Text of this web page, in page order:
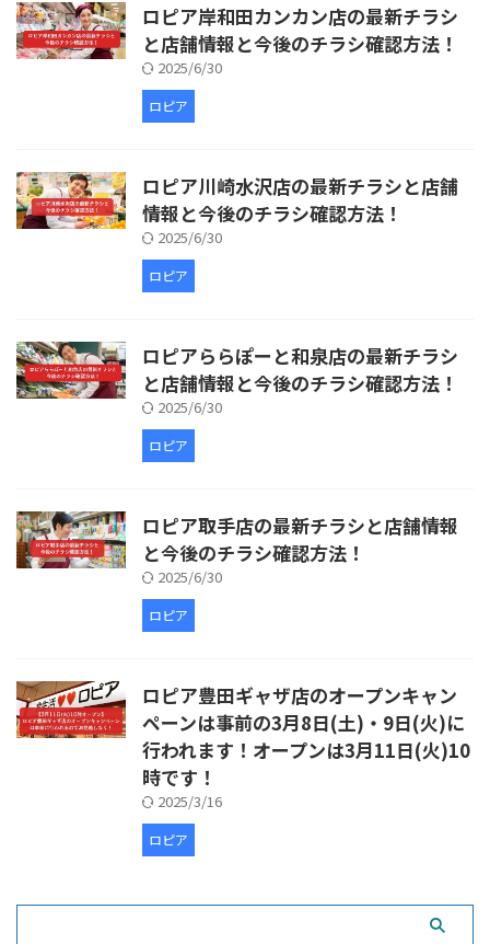
ロピア岸和田カンカン店の最新チラシ
と店舗情報と今後のチラシ確認方法！
2025/6/30
ロピア
ロピア川崎水沢店の最新チラシと店舗
情報と今後のチラシ確認方法！
2025/6/30
ロピア
ロピアららぽーと和泉店の最新チラシ
と店舗情報と今後のチラシ確認方法！
2025/6/30
ロピア
ロピア取手店の最新チラシと店舗情報
と今後のチラシ確認方法！
2025/6/30
ロピア
ロピア豊田ギャザ店のオープンキャン
ペーンは事前の3月8日(土)・9日(火)に
行われます！オープンは3月11日(火)10
時です！
2025/3/16
ロピア